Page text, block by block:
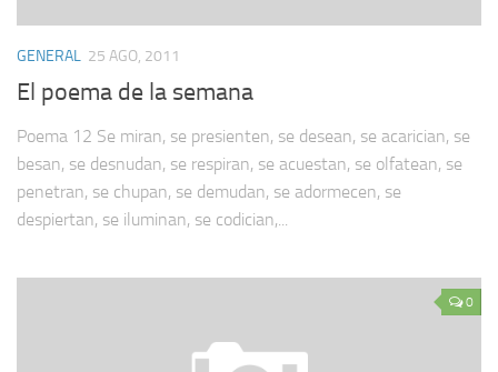
GENERAL 25 AGO, 2011
El poema de la semana
Poema 12 Se miran, se presienten, se desean, se acarician, se
besan, se desnudan, se respiran, se acuestan, se olfatean, se
penetran, se chupan, se demudan, se adormecen, se
despiertan, se iluminan, se codician,...
0